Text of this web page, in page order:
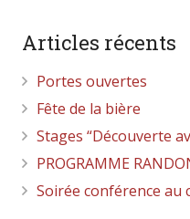
Articles récents
Portes ouvertes
Fête de la bière
Stages “Découverte
PROGRAMME
Soirée conférence au